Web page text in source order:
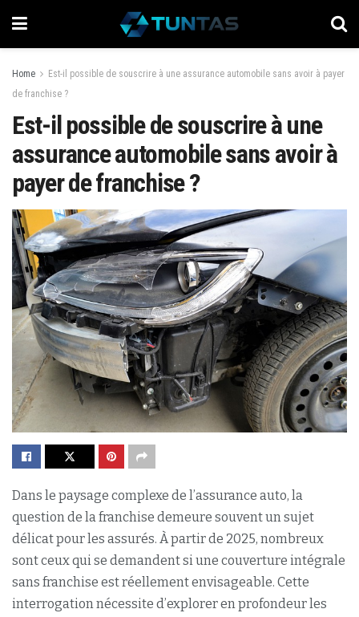
Home
Est-il possible de souscrire à une assurance automobile sans avoir à payer
de franchise ?
Est-il possible de souscrire à une
assurance automobile sans avoir à
payer de franchise ?
Dans le paysage complexe de l’assurance auto, la
question de la franchise demeure souvent un sujet
délicat pour les assurés. À partir de 2025, nombreux
sont ceux qui se demandent si une couverture intégrale
sans franchise est réellement envisageable. Cette
interrogation nécessite d’explorer en profondeur les